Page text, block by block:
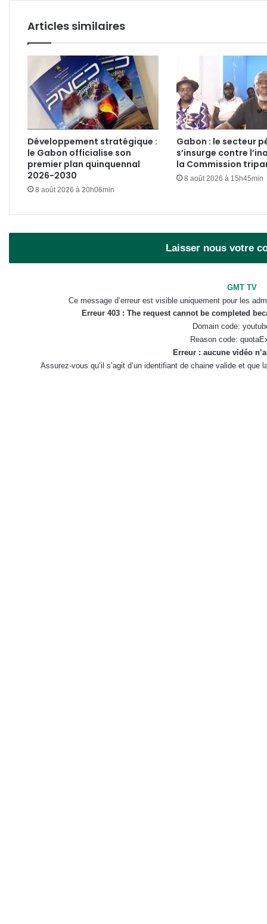
Articles similaires
Développement stratégique :
le Gabon officialise son
premier plan quinquennal
2026-2030
8 août 2026 à 20h06min
Gabon : le secteur
s’insurge contre
la Commission
8 août 2026 à 15h45min
Laisser nous votre
GMT TV
Ce message d’erreur est visible uniquement pour les
Erreur 403 : The request cannot be completed
Domain code:
Reason code:
Erreur : aucune vidéo
Assurez-vous qu’il s’agit d’un identifiant de chaine valide et